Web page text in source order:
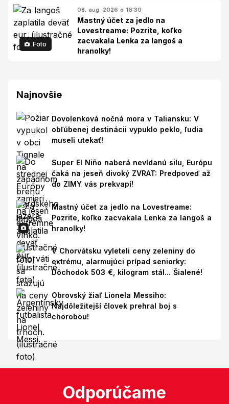
Foto
08. aug. 2026 o 16:30
Mastný účet za jedlo na
Lovestreame: Pozrite, koľko
zacvakala Lenka za langoš a
hranolky!
Najnovšie
Dovolenková nočná mora v Taliansku: V
obľúbenej destinácii vypuklo peklo, ľudia
museli utekať!
Super El Niño naberá nevídanú silu, Európu
čaká na jeseň divoký ZVRAT: Predpoveď až
do ZIMY vás prekvapí!
Mastný účet za jedlo na Lovestreame:
Pozrite, koľko zacvakala Lenka za langoš a
hranolky!
V Chorvátsku vyleteli ceny zeleniny do
extrému, alarmujúci prípad seniorky:
Dôchodok 503 €, kilogram stál... Šialené!
Obrovský žiaľ Lionela Messiho:
Najdôležitejší človek prehral boj s
chorobou!
Odporúčame